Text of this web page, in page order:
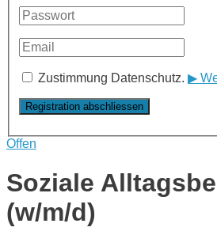
Zustimmung Datenschutz. ▶
Offen
Soziale
(w/m/d)